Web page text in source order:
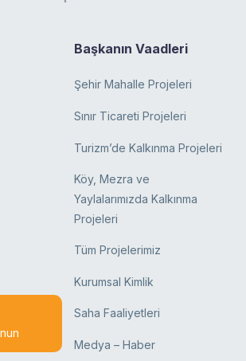
Başkanın Vaadleri
Şehir Mahalle Projeleri
Sınır Ticareti Projeleri
Turizm’de Kalkınma Projeleri
Köy, Mezra ve
Yaylalarımızda Kalkınma
Projeleri
Tüm Projelerimiz
Kurumsal Kimlik
Saha Faaliyetleri
Medya – Haber